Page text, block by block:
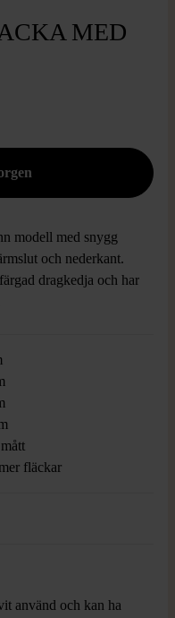
MED
modell med snygg
och nederkant.
dragkedja och har
fläckar
använd och kan ha